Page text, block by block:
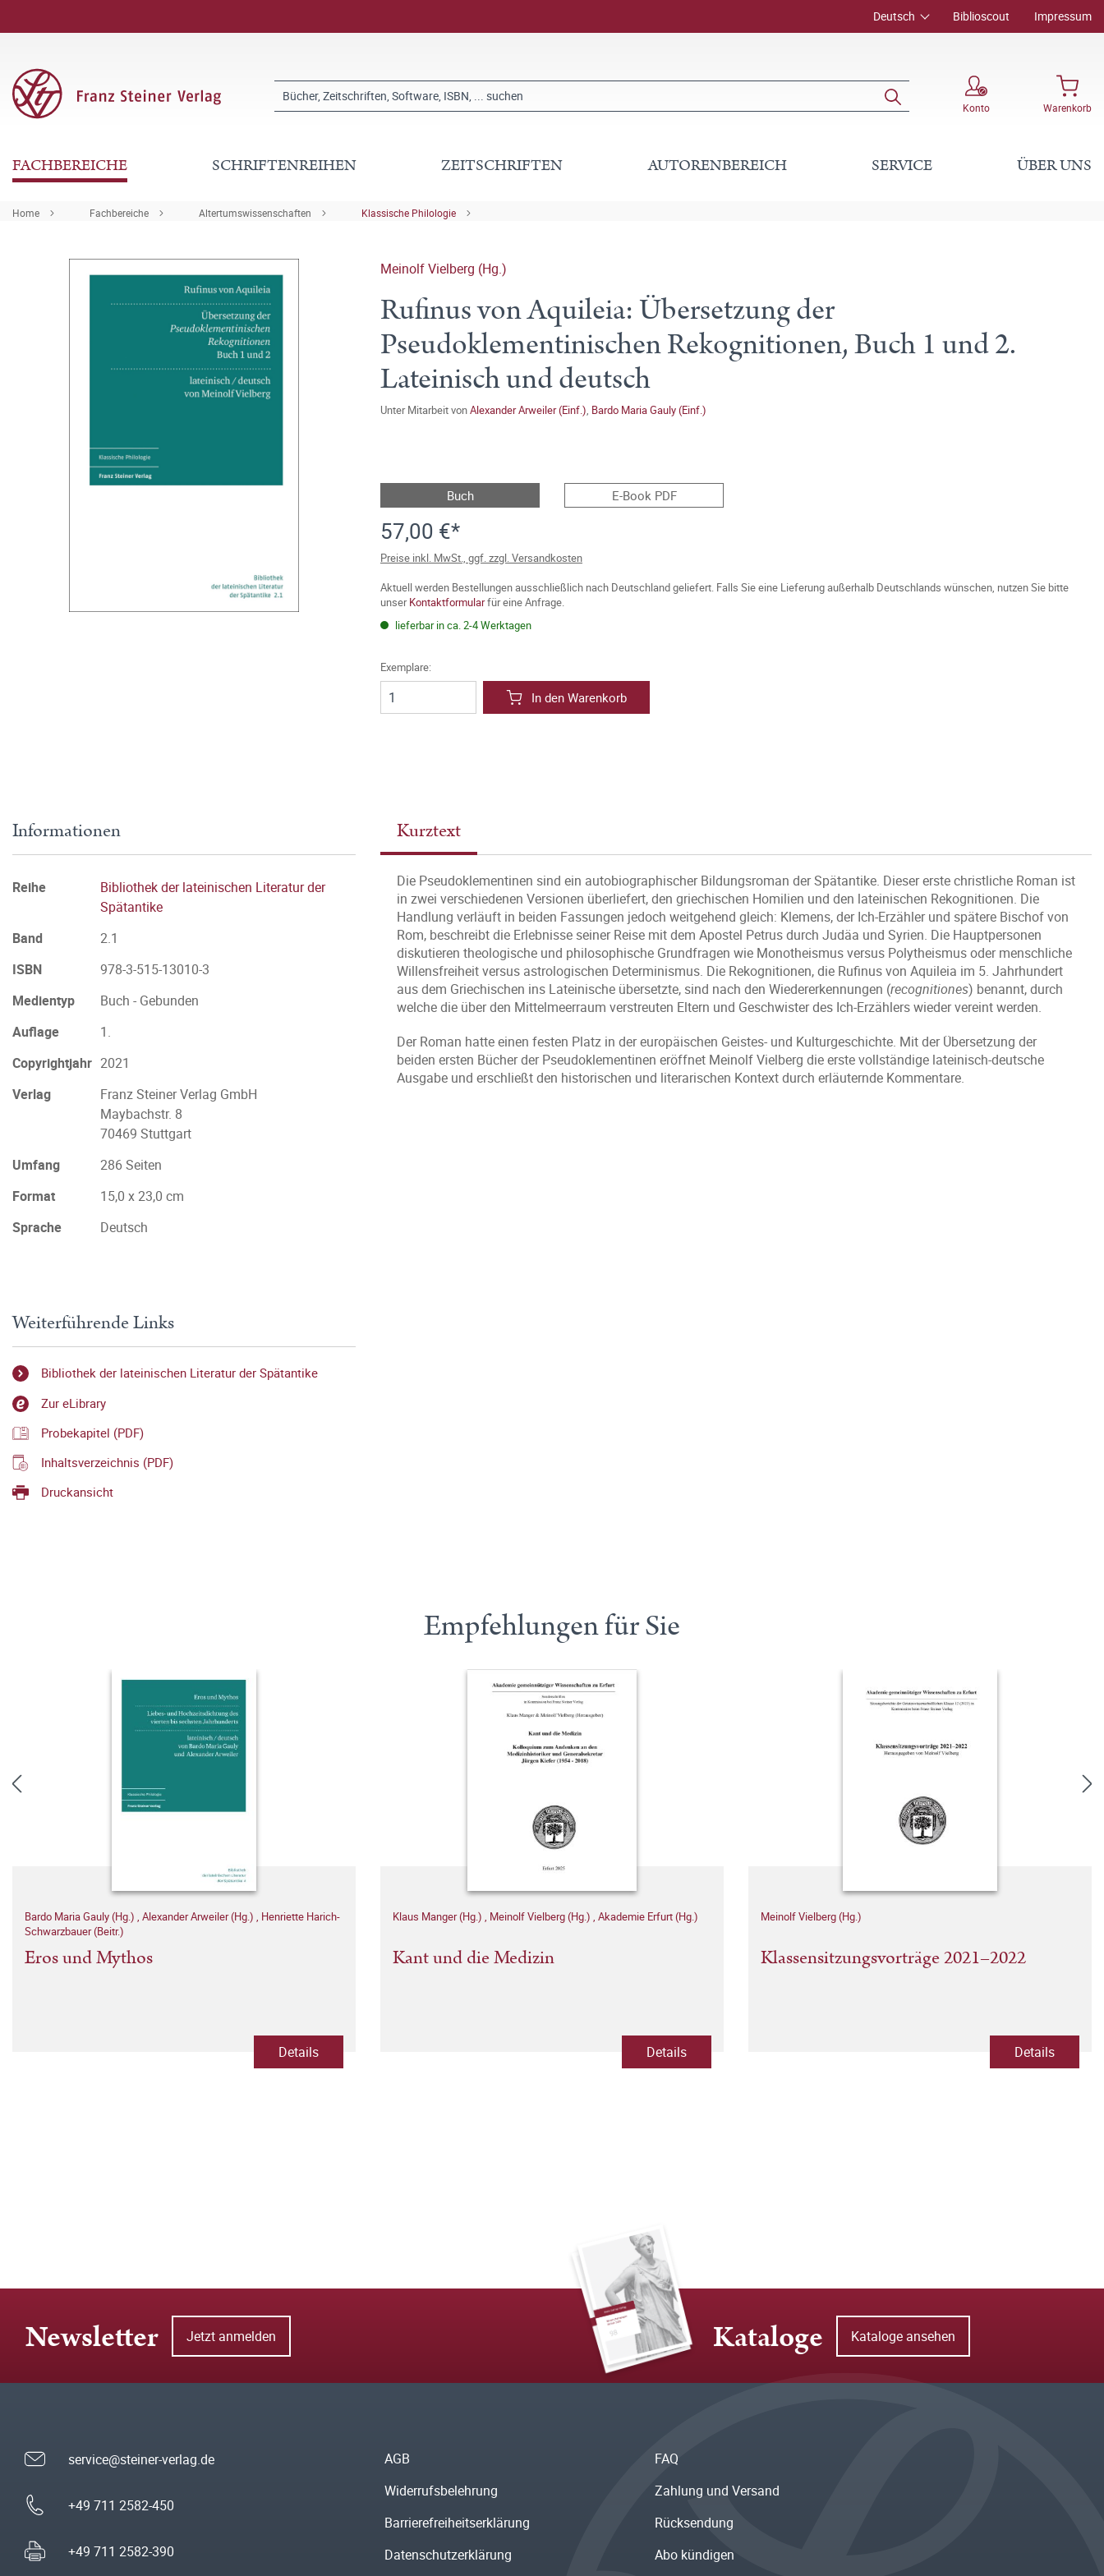
Deutsch Biblioscout Impressum
Konto Warenkorb
FACHBEREICHE SCHRIFTENREIHEN ZEITSCHRIFTEN AUTORENBEREICH SERVICE ÜBER UNS
Home Fachbereiche Altertumswissenschaften Klassische Philologie
Meinolf Vielberg (Hg.)
Rufinus von Aquileia: Übersetzung der
Pseudoklementinischen Rekognitionen, Buch 1 und 2.
Lateinisch und deutsch
Unter Mitarbeit vonAlexander Arweiler (Einf.), Bardo Maria Gauly (Einf.)
Buch E-Book PDF
57,00 €*
Preise inkl. MwSt., ggf. zzgl. Versandkosten
Aktuell werden Bestellungen ausschließlich nach Deutschland geliefert. Falls Sie eine Lieferung außerhalb Deutschlands wünschen, nutzen Sie bitte
unserKontaktformularfür eine Anfrage.
lieferbar in ca. 2-4 Werktagen
Exemplare:
In den Warenkorb
Kurztext
Die Pseudoklementinen sind ein autobiographischer Bildungsroman der Spätantike. Dieser erste christliche Roman ist
in zwei verschiedenen Versionen überliefert, den griechischen Homilien und den lateinischen Rekognitionen. Die
Handlung verläuft in beiden Fassungen jedoch weitgehend gleich: Klemens, der Ich-Erzähler und spätere Bischof von
Rom, beschreibt die Erlebnisse seiner Reise mit dem Apostel Petrus durch Judäa und Syrien. Die Hauptpersonen
diskutieren theologische und philosophische Grundfragen wie Monotheismus versus Polytheismus oder menschliche
Willensfreiheit versus astrologischen Determinismus. Die Rekognitionen, die Rufinus von Aquileia im 5. Jahrhundert
aus dem Griechischen ins Lateinische übersetzte, sind nach den Wiedererkennungen (recognitiones) benannt, durch
welche die über den Mittelmeerraum verstreuten Eltern und Geschwister des Ich-Erzählers wieder vereint werden.
Der Roman hatte einen festen Platz in der europäischen Geistes- und Kulturgeschichte. Mit der Übersetzung der
beiden ersten Bücher der Pseudoklementinen eröffnet Meinolf Vielberg die erste vollständige lateinisch-deutsche
Ausgabe und erschließt den historischen und literarischen Kontext durch erläuternde Kommentare.
Informationen
Reihe
Bibliothek der lateinischen Literatur der
Spätantike
Band
2.1
ISBN
978-3-515-13010-3
Medientyp
Buch - Gebunden
Auflage
1.
Copyrightjahr 2021
Verlag
Franz Steiner Verlag GmbH
Maybachstr. 8
70469 Stuttgart
Umfang
286 Seiten
Format
15,0 x 23,0 cm
Sprache
Deutsch
Weiterführende Links
Bibliothek der lateinischen Literatur der Spätantike
Zur eLibrary
Probekapitel (PDF)
Inhaltsverzeichnis (PDF)
Druckansicht
Empfehlungen für Sie
Bardo Maria Gauly (Hg.) , Alexander Arweiler (Hg.) , Henriette Harich-
Schwarzbauer (Beitr.)
Eros und Mythos
Details
Klaus Manger (Hg.) , Meinolf Vielberg (Hg.) , Akademie Erfurt (Hg.)
Kant und die Medizin
Details
Meinolf Vielberg (Hg.)
Klassensitzungsvorträge 2021–2022
Details
Newsletter Jetzt anmelden Kataloge Kataloge ansehen
service@steiner-verlag.de
+49 711 2582-450
+49 711 2582-390
AGB
Widerrufsbelehrung
Barrierefreiheitserklärung
Datenschutzerklärung
FAQ
Zahlung und Versand
Rücksendung
Abo kündigen